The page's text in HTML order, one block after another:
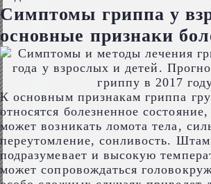
Симптомы гриппа у
основные признаки
К основным признакам гриппа
относятся болезненное
может возникать ломота тела,
переутомление, сонливость.
подразумевает и высокую
может сопровождаться